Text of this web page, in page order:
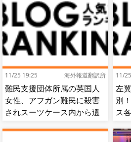
11/25 19:25 海外報道翻訳所
難民支援団体所属の英国人
女性、アフガン難民に殺害
されスーツケース内から遺
11/
左
別
ス
の